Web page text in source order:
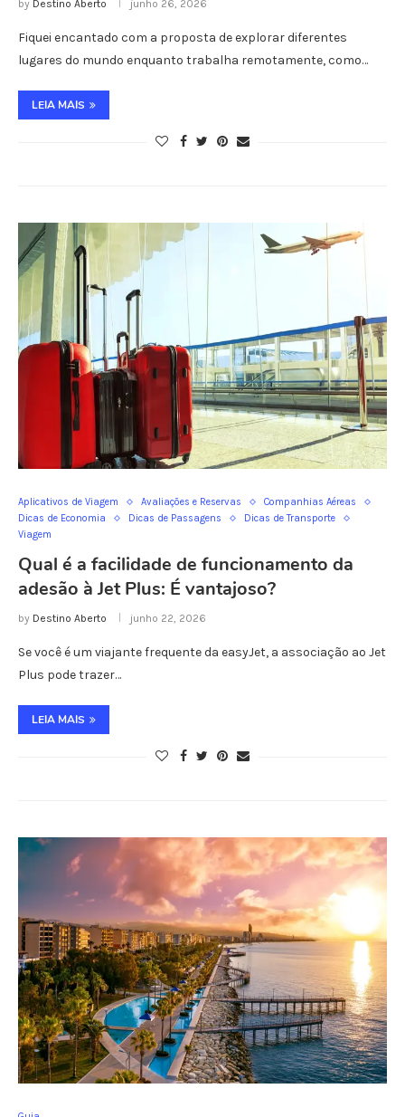
by Destino Aberto junho 26, 2026
Fiquei encantado com a proposta de explorar diferentes
lugares do mundo enquanto trabalha remotamente, como…
LEIA MAIS
Aplicativos de Viagem Avaliações e Reservas
Companhias Aéreas
Dicas de Economia
Dicas de Passagens
Dicas de Transporte
Viagem
Qual é a facilidade de funcionamento da
adesão à Jet Plus: É vantajoso?
by Destino Aberto junho 22, 2026
Se você é um viajante frequente da easyJet, a associação ao Jet
Plus pode trazer…
LEIA MAIS